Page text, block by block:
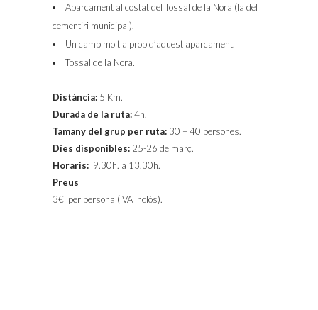
Aparcament al costat del Tossal de la Nora (la del
cementiri municipal).
Un camp molt a prop d’aquest aparcament.
Tossal de la Nora.
Distància: 5 Km.
Durada de la ruta:4h.
Tamany del grup per ruta: 30 – 40 persones.
Díes disponibles: 25-26 de març.
Horaris: 9.30h. a 13.30h.
Preus
3€ per persona (IVA inclós).